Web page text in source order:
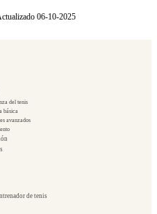
06-10-2025
del tenis
básica
avanzados
de tenis